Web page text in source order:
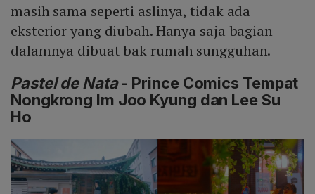
masih sama seperti aslinya, tidak ada
eksterior yang diubah. Hanya saja bagian
dalamnya dibuat bak rumah sungguhan.
Pastel de Nata- Prince Comics Tempat
Nongkrong Im Joo Kyung dan Lee Su
Ho